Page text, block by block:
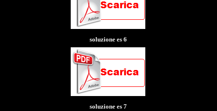
soluzione es 6
soluzione es 7